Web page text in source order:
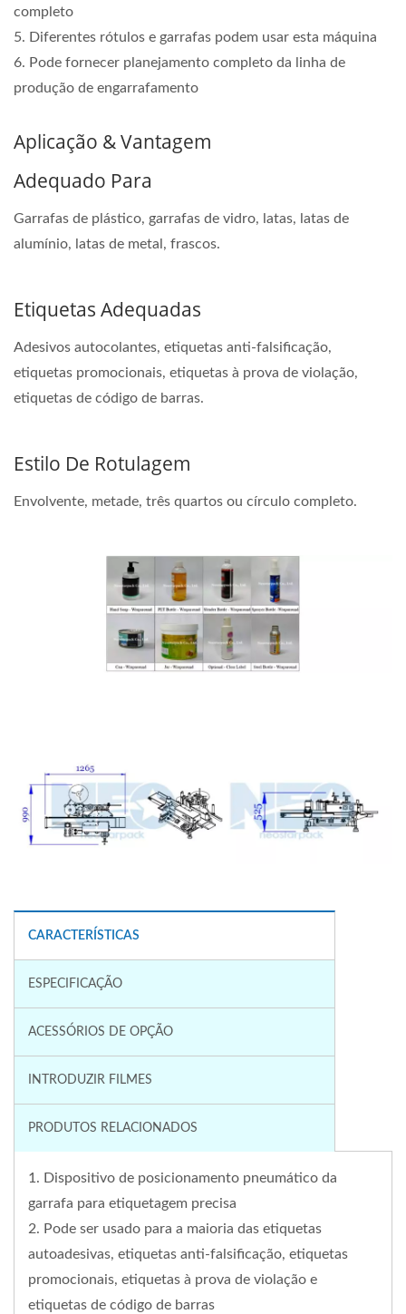
completo
5. Diferentes rótulos e garrafas podem usar esta máquina
6. Pode fornecer planejamento completo da linha de
produção de engarrafamento
Aplicação & Vantagem
Adequado Para
Garrafas de plástico, garrafas de vidro, latas, latas de
alumínio, latas de metal, frascos.
Etiquetas Adequadas
Adesivos autocolantes, etiquetas anti-falsificação,
etiquetas promocionais, etiquetas à prova de violação,
etiquetas de código de barras.
Estilo De Rotulagem
Envolvente, metade, três quartos ou círculo completo.
CARACTERÍSTICAS
ESPECIFICAÇÃO
ACESSÓRIOS DE OPÇÃO
INTRODUZIR FILMES
PRODUTOS RELACIONADOS
1. Dispositivo de posicionamento pneumático da
garrafa para etiquetagem precisa
2. Pode ser usado para a maioria das etiquetas
autoadesivas, etiquetas anti-falsificação, etiquetas
promocionais, etiquetas à prova de violação e
etiquetas de código de barras